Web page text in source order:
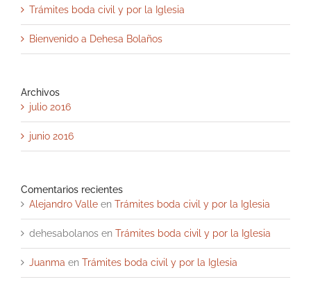
Trámites boda civil y por la Iglesia
Bienvenido a Dehesa Bolaños
Archivos
julio 2016
junio 2016
Comentarios recientes
Alejandro Valle en Trámites boda civil y por la Iglesia
dehesabolanos en Trámites boda civil y por la Iglesia
Juanma en Trámites boda civil y por la Iglesia